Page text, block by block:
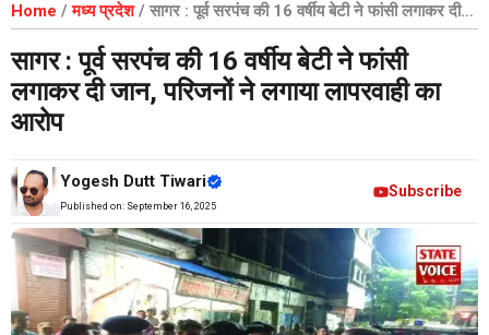
Home /मध्य प्रदेश/ सागर : पूर्व सरपंच की 16 वर्षीय बेटी ने फांसी लगाकर दी
जान, परिजनों ने लगाया लापरवाही का आरोप
सागर : पूर्व सरपंच की 16 वर्षीय बेटी ने फांसी
लगाकर दी जान, परिजनों ने लगाया लापरवाही का
आरोप
Yogesh Dutt Tiwari
Published on: September 16, 2025
Subscribe